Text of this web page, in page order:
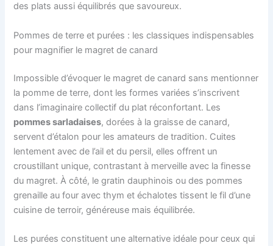
des plats aussi équilibrés que savoureux.
Pommes de terre et purées : les classiques indispensables
pour magnifier le magret de canard
Impossible d’évoquer le magret de canard sans mentionner
la pomme de terre, dont les formes variées s’inscrivent
dans l’imaginaire collectif du plat réconfortant. Les
pommes sarladaises, dorées à la graisse de canard,
servent d’étalon pour les amateurs de tradition. Cuites
lentement avec de l’ail et du persil, elles offrent un
croustillant unique, contrastant à merveille avec la finesse
du magret. À côté, le gratin dauphinois ou des pommes
grenaille au four avec thym et échalotes tissent le fil d’une
cuisine de terroir, généreuse mais équilibrée.
Les purées constituent une alternative idéale pour ceux qui